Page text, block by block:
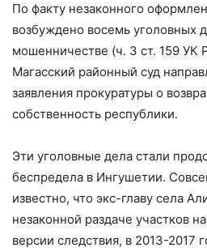
По факту незаконного
возбуждено восемь уголовных
мошенничестве (ч. 3 ст. 159 УК
Магасский районный суд
заявления прокуратуры о
собственность республики.
Эти уголовные дела стали
беспредела в Ингушетии.
известно, что экс-главу села
незаконной раздаче участков
версии следствия, в 2013-2017